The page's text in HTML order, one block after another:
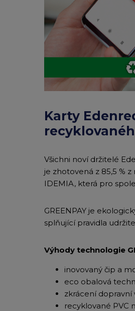
Karty
Všichni noví držitelé
je zhotovená z 85,5 %
IDEMIA, která pro
GREENPAY je
splňující pravidla
Výhody technologie
inovovaný čip a
eco obalová
zkrácení dopravní
recyklované PVC